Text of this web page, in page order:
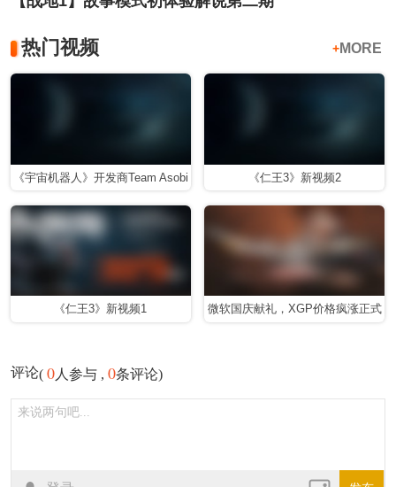
热门视频 +MORE
《宇宙机器人》开发商Team Asobi
发布神秘预告
《仁王3》新视频2
《仁王3》新视频1
微软国庆献礼，XGP价格疯涨正式
评论( 0人参与 , 0条评论)